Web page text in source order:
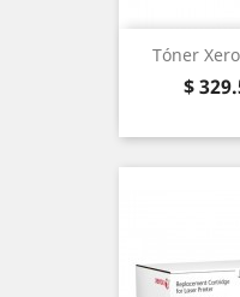
Tóner
Precio
$